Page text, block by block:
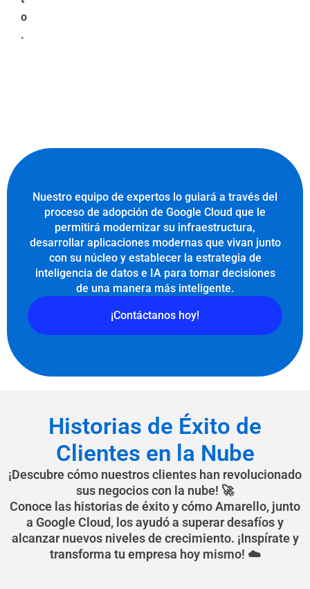
o
.
Nuestro equipo de expertos lo guiará a través del
proceso de adopción de Google Cloud que le
permitirá modernizar su infraestructura,
desarrollar aplicaciones modernas que vivan junto
con su núcleo y establecer la estrategia de
inteligencia de datos e IA para tomar decisiones
de una manera más inteligente.
¡Contáctanos hoy!
Historias de Éxito de
Clientes en la Nube
¡Descubre cómo nuestros clientes han revolucionado
sus negocios con la nube! 🚀
Conoce las historias de éxito y cómo Amarello, junto
a Google Cloud, los ayudó a superar desafíos y
alcanzar nuevos niveles de crecimiento. ¡Inspírate y
transforma tu empresa hoy mismo! ☁️